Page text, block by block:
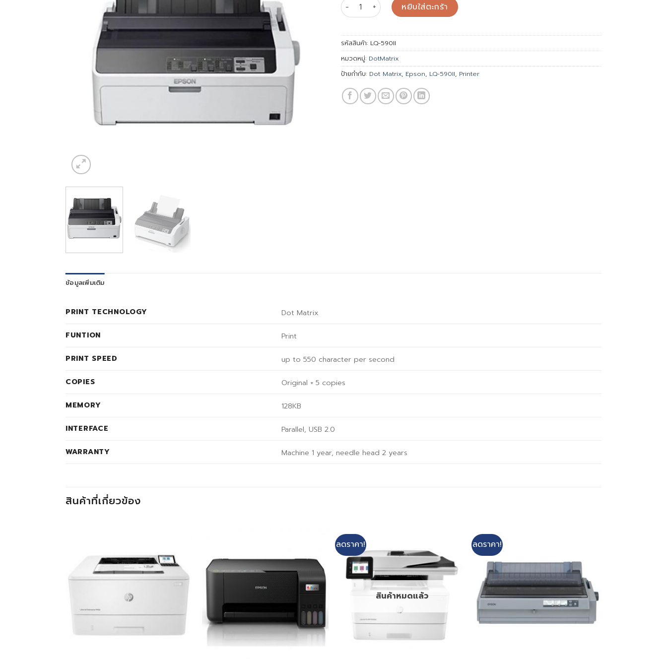
฿22,429.91.
หยิบใส่ตะกร้า
รหัสสินค้า: LQ-590II
หมวดหมู่: DotMatrix
ป้ายกำกับ: Dot Matrix, Epson, LQ-590II, Printer
ข้อมูลเพิ่มเติม
PRINT TECHNOLOGY Dot Matrix
FUNTION Print
PRINT SPEED up to 550 character per second
COPIES Original + 5 copies
MEMORY 128KB
INTERFACE Parallel, USB 2.0
WARRANTY Machine 1 year, needle head 2 years
สินค้าที่เกี่ยวข้อง
ลดราคา!
สินค้าหมดแล้ว
ลดราคา!